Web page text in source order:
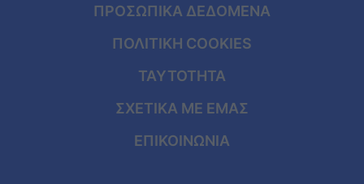
ΠΡΟΣΩΠΙΚΑ ΔΕΔΟΜΕΝΑ
ΠΟΛΙΤΙΚΗ COOKIES
ΤΑΥΤΟΤΗΤΑ
ΣΧΕΤΙΚΑ ΜΕ ΕΜΑΣ
ΕΠΙΚΟΙΝΩΝΙΑ